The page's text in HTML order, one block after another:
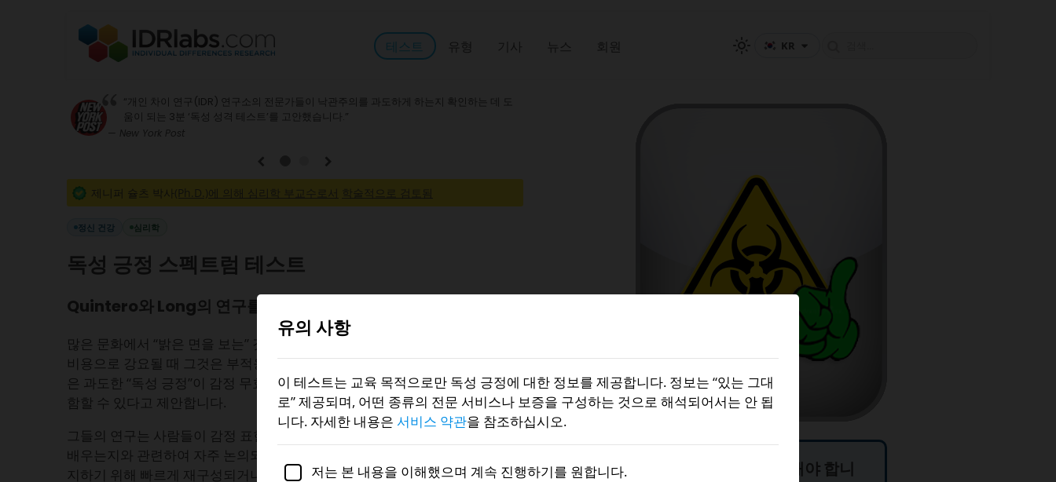
테스트 유형 기사 뉴스 회원 KR
“개인 차이 연구(IDR) 연구소의 전문가들이 낙관주의를 과도하게 하는지 확인하는 데 도
움이 되는 3분 ‘독성 성격 테스트’를 고안했습니다.”
— New York Post
제니퍼 슐츠 박사(Ph.D.)에 의해 심리학 부교수로서 학술적으로 검토됨
정신 건강 심리학
독성 긍정 스펙트럼 테스트
Quintero와 Long의 연구를 기반으로 함
많은 문화에서 “밝은 면을 보는” 것을 장려하지만, 긍정이 진정한 감정 표현의
비용으로 강요될 때 그것은 부적응적일 수 있습니다. 연구자 Quintero와 Long
은 과도한 “독성 긍정”이 감정 무효화, 고통의 부정, 강박적 낙관 등의 패턴을 포
함할 수 있다고 제안합니다.
그들의 연구는 사람들이 감정 표현에 대한 사회적으로 강화된 규칙을 어떻게
배우는지와 관련하여 자주 논의되며, 특히 부정적 감정이 긍정적인 관점을 유
지하기 위해 빠르게 재구성되거나 최소화되어야 한다는 기대를 중심으로 합니
왜 이 테스트를 사용해야 합니
유의 사항
이 테스트는 교육 목적으로만 독성 긍정에 대한 정보를 제공합니다. 정보는 “있는 그대
로” 제공되며, 어떤 종류의 전문 서비스나 보증을 구성하는 것으로 해석되어서는 안 됩
니다. 자세한 내용은 서비스 약관을 참조하십시오.
저는 본 내용을 이해했으며 계속 진행하기를 원합니다.